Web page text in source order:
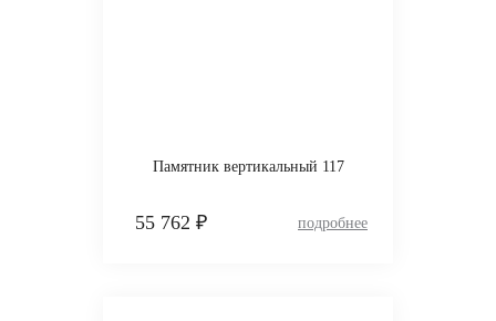
Памятник вертикальный 117
55 762 ₽